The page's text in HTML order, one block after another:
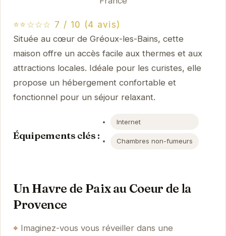
⭐⭐☆☆☆ 7 / 10 (4 avis)
Située au cœur de Gréoux-les-Bains, cette
maison offre un accès facile aux thermes et aux
attractions locales. Idéale pour les curistes, elle
propose un hébergement confortable et
fonctionnel pour un séjour relaxant.
Équipements clés :
Internet
Chambres non-fumeurs
Un Havre de Paix au Coeur de la
Provence
Imaginez-vous vous réveiller dans une